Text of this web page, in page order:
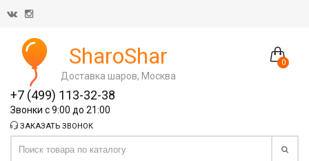
0
SharoShar
Доставка шаров, Москва
+7 (499) 113-32-38
Звонки с 9:00 до 21:00
ЗАКАЗАТЬ ЗВОНОК